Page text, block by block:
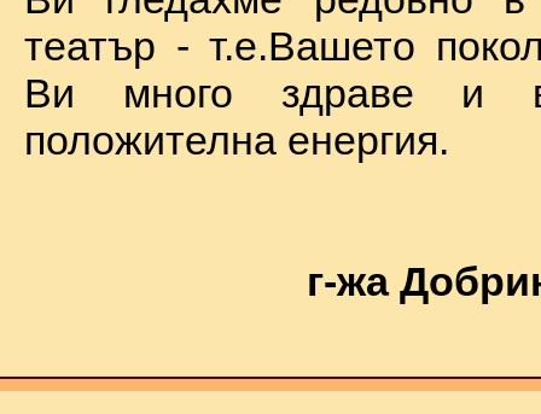
театър - т.е.Вашето
Ви много здраве и
положителна енергия.
г-жа